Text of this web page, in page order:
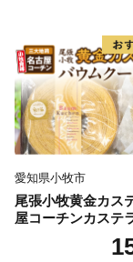
ーカードをお
※利用は無料と
【申請方法】
寄附時に「ワ
届いた書類（
そちらを読み取
なお、オンラ
「不要」となり
デコレーションケ
ルケーキ 人形 か
も
愛知県小牧市
尾張小牧黄金カス
屋コーチンカステ
山城バウムクーヘ
ン卵と和三盆糖使